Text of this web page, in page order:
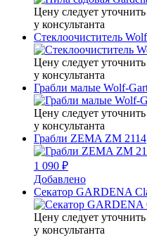
Цену следует уточнить
у консультанта
Стеклоочиститель
Цену следует уточнить
у консультанта
Грабли малые Wolf-
Цену следует уточнить
у консультанта
Грабли ZEMA ZM 2114
1 090 ₽
Добавлено
Секатор GARDENA
Цену следует уточнить
у консультанта